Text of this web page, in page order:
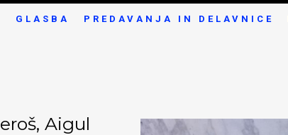
GLASBA PREDAVANJA IN DELAVNICE
Aigul